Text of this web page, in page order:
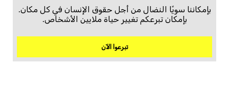
بإمكاننا سويًا النضال من أجل حقوق الإنسان في كل مكان.
بإمكان تبرعكم تغيير حياة ملايين الأشخاص.
تبرعوا الآن